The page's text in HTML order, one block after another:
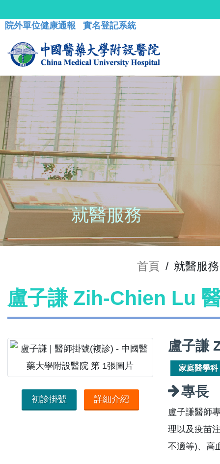
院外單位健康通報 實名登記系統
就醫服務
首頁 / 就醫服務
盧子謙 Zih-Chien Lu
初診掛號 詳細介紹
盧子謙
家庭醫學科
專長
盧子謙醫師
理以及疫苗
不適等)、高